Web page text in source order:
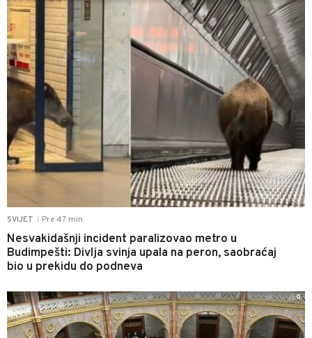
SVIJET Pre 47 min
Nesvakidašnji incident paralizovao metro u
Budimpešti: Divlja svinja upala na peron, saobraćaj
bio u prekidu do podneva
0